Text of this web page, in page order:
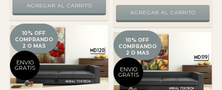
10% OFF
COMPRANDO
2 O MAS
ENVIO
GRATIS
10% OFF
COMPRANDO
2 O MAS
ENVIO
GRATIS